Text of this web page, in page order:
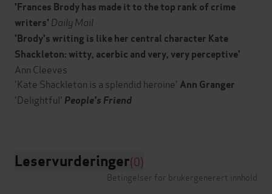
'Frances Brody has made it to the top rank of crime
writers' Daily Mail
'Brody's writing is like her central character Kate
Shackleton: witty, acerbic and very, very perceptive'
Ann Cleeves
'Kate Shackleton is a splendid heroine' Ann Granger
'Delightful' People's Friend
Leservurderinger(0)
Betingelser for brukergenerert innhold